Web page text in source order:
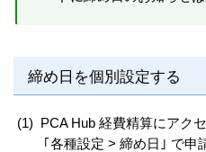
締め日を個別設定する
(1)
PCA Hub 経費精算にアク
｢各種設定 > 締め日｣ で申